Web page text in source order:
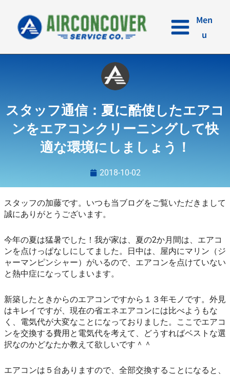
キ
Men
u
スタッフ通信：夏に酷使したエアコ
ンをエアコンクリーニングして快
適な環境にしましょう！
2018-10-02
スタッフの加藤です。いつも当ブログをご覧いただきまして
誠にありがとうございます。
今年の夏は猛暑でした！我が家は、夏の2か月間は、エアコ
ンを点けっぱなしにしてました。日中は、屋内にマリン（ジ
ャーマンピンシャー）がいるので、エアコンを点けていない
と熱中症になってしまいます。
新築したときからのエアコンですから１３年モノです。外見
はキレイですが、現在の省エネエアコンには比べようもな
く、電気代が大変なことになっておりました。ここでエアコ
ンを交換する費用と電気代を考えて、どうすればベストな選
択なのかどなたか教えて欲しいです＾＾
エアコンは５台ありますので、全部交換することになると、